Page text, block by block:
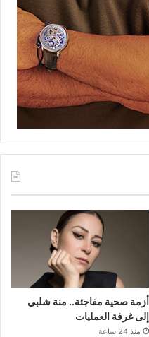
أزمة صحية مفاجئة.. منة شلبي
إلى غرفة العمليات
منذ 24 ساعة